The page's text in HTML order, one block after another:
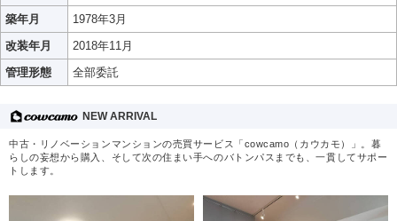
築年月
1978年3月
改装年月
2018年11月
管理形態
全部委託
NEW ARRIVAL
中古・リノベーションマンションの売買サービス「cowcamo（カウカモ）」。暮
らしの妄想から購入、そして次の住まい手へのバトンパスまでも、一貫してサポー
トします。